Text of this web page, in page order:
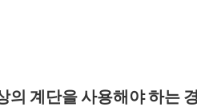
계단을 사용해야 하는